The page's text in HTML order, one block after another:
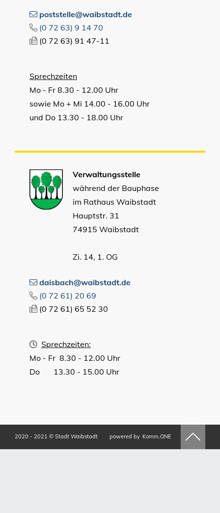
poststelle@waibstadt.de
(0 72 63) 9 14 70
(0 72 63) 91 47-11
Sprechzeiten
Mo - Fr 8.30 - 12.00 Uhr
sowie Mo + Mi 14.00 - 16.00 Uhr
und Do 13.30 - 18.00 Uhr
Verwaltungsstelle
während der Bauphase
im Rathaus Waibstadt
Hauptstr. 31
74915 Waibstadt
Zi. 14, 1. OG
daisbach@waibstadt.de
(0 72 61) 20 69
(0 72 61) 65 52 30
Sprechzeiten:
Mo - Fr 8.30 - 12.00 Uhr
Do 13.30 - 15.00 Uhr
2020 - 2021 © Stadt Waibstadt powered by Komm.ONE